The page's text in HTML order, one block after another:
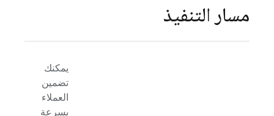
مسار التنفيذ
يمكنك
تضمين
العملاء
بسرعة